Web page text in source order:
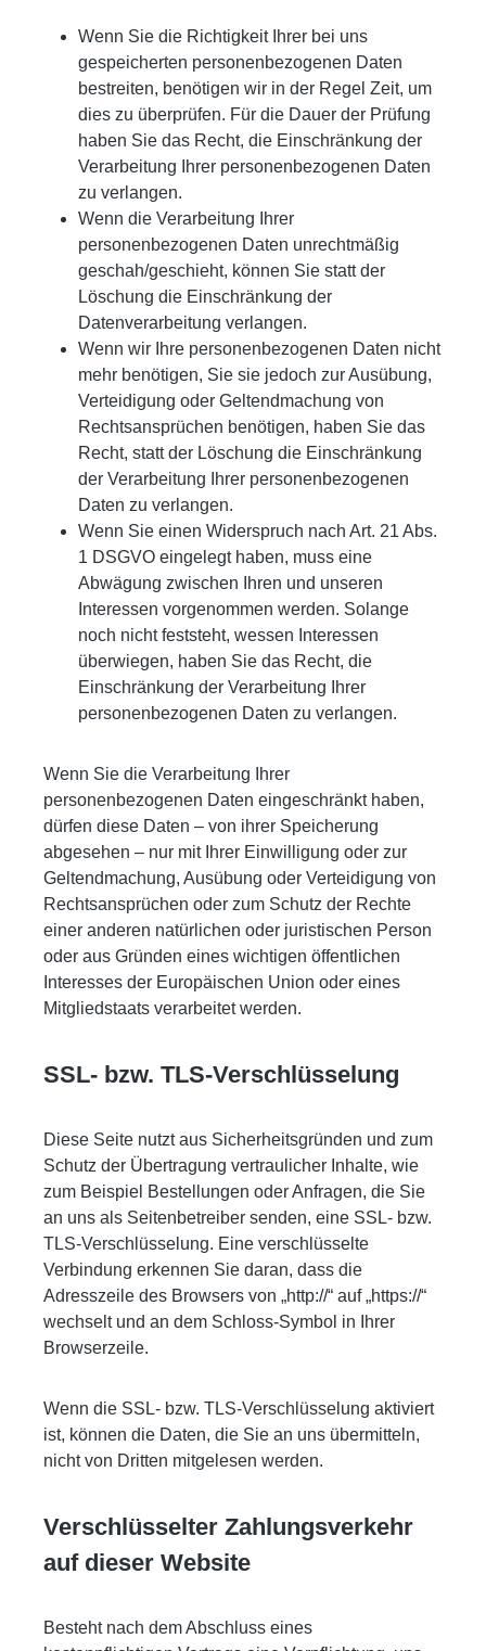
Wenn Sie die Richtigkeit Ihrer bei uns
gespeicherten personenbezogenen Daten
bestreiten, benötigen wir in der Regel Zeit, um
dies zu überprüfen. Für die Dauer der Prüfung
haben Sie das Recht, die Einschränkung der
Verarbeitung Ihrer personenbezogenen Daten
zu verlangen.
Wenn die Verarbeitung Ihrer
personenbezogenen Daten unrechtmäßig
geschah/geschieht, können Sie statt der
Löschung die Einschränkung der
Datenverarbeitung verlangen.
Wenn wir Ihre personenbezogenen Daten nicht
mehr benötigen, Sie sie jedoch zur Ausübung,
Verteidigung oder Geltendmachung von
Rechtsansprüchen benötigen, haben Sie das
Recht, statt der Löschung die Einschränkung
der Verarbeitung Ihrer personenbezogenen
Daten zu verlangen.
Wenn Sie einen Widerspruch nach Art. 21 Abs.
1 DSGVO eingelegt haben, muss eine
Abwägung zwischen Ihren und unseren
Interessen vorgenommen werden. Solange
noch nicht feststeht, wessen Interessen
überwiegen, haben Sie das Recht, die
Einschränkung der Verarbeitung Ihrer
personenbezogenen Daten zu verlangen.
Wenn Sie die Verarbeitung Ihrer
personenbezogenen Daten eingeschränkt haben,
dürfen diese Daten – von ihrer Speicherung
abgesehen – nur mit Ihrer Einwilligung oder zur
Geltendmachung, Ausübung oder Verteidigung von
Rechtsansprüchen oder zum Schutz der Rechte
einer anderen natürlichen oder juristischen Person
oder aus Gründen eines wichtigen öffentlichen
Interesses der Europäischen Union oder eines
Mitgliedstaats verarbeitet werden.
SSL- bzw. TLS-Verschlüsselung
Diese Seite nutzt aus Sicherheitsgründen und zum
Schutz der Übertragung vertraulicher Inhalte, wie
zum Beispiel Bestellungen oder Anfragen, die Sie
an uns als Seitenbetreiber senden, eine SSL- bzw.
TLS-Verschlüsselung. Eine verschlüsselte
Verbindung erkennen Sie daran, dass die
Adresszeile des Browsers von „http://“ auf „https://“
wechselt und an dem Schloss-Symbol in Ihrer
Browserzeile.
Wenn die SSL- bzw. TLS-Verschlüsselung aktiviert
ist, können die Daten, die Sie an uns übermitteln,
nicht von Dritten mitgelesen werden.
Verschlüsselter Zahlungsverkehr
auf dieser Website
Besteht nach dem Abschluss eines